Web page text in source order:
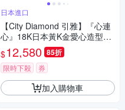
日本進口
【City Diamond 引雅】『心連
心』18K日本黃K金愛心造型針
式耳環-附日本證書(東京Yuki系
列)
$12,580 85折
限時下殺 券
加入購物車